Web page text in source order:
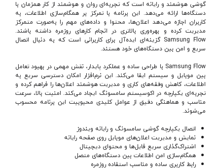
گوشی هوشمند و رایانه است که تجربه‌ای روان و هوشمند از کار همزمان با
دستگاه‌ها ارائه می‌دهد. این برنامه با تمرکز بر همگام‌سازی اطلاعات، به
کاربران اجازه می‌دهد اعلان‌ها، محتوا و داده‌های مهم را به‌صورت متمرکز
مدیریت کرده و بهره‌وری بالاتری در انجام کارهای روزمره داشته باشند.
Samsung Flow گزینه‌ای ایده‌آل برای کاربرانی است که به دنبال اتصال
سریع و امن بین دستگاه‌های خود هستند.
Samsung Flow با طراحی ساده و عملکرد پایدار، نقش مهمی در بهبود تعامل
بین موبایل و سیستم ایفا می‌کند. این نرم‌افزار امکان دسترسی سریع به
اطلاعات، کاهش وقفه‌های کاری و مدیریت هوشمند اعلان‌ها را فراهم کرده و
تجربه‌ای یکپارچه در اکوسیستم سامسونگ ایجاد می‌کند. امنیت بالا، سرعت
مناسب و هماهنگی دقیق از عوامل کلیدی محبوبیت این برنامه محسوب
می‌شوند.
اتصال یکپارچه گوشی سامسونگ و رایانه ویندوز
نمایش و مدیریت اعلان‌های موبایل روی صفحه رایانه
اشتراک‌گذاری سریع فایل‌ها و محتوای دیجیتال
همگام‌سازی امن اطلاعات بین دستگاه‌های متصل
رابط کاربری ساده و مناسب استفاده روزمره